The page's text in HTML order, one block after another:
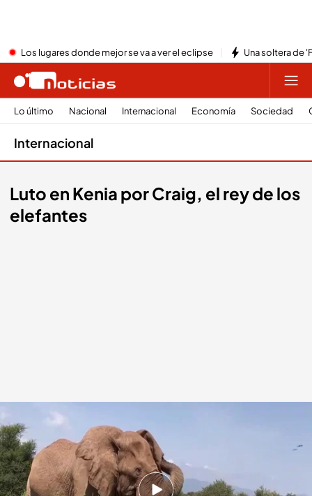
Los lugares donde mejor se va a ver el eclipse Una soltera de
Lo último Nacional Internacional Economía Sociedad
Internacional
Luto en Kenia por Craig, el rey de los
elefantes
Una imagen de Craig
Redacción digital Noticias Cuatro
08 ENE 2026 - 17:09h.